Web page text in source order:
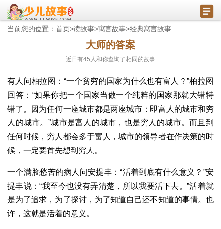
当前您的位置： 首页>读故事>寓言故事>经典寓言故事
大师的答案
近日有45 人和你查询了相同的故事
有人问柏拉图：“一个贫穷的国家为什么也有富人？”柏拉图
回答：“如果你把一个国家当做一个纯粹的国家那就大错特
错了。因为任何一座城市都是两座城市：即富人的城市和穷
人的城市。”城市是富人的城市，也是穷人的城市。而且到
任何时候，穷人都会多于富人，城市的领导者在作决策的时
候，一定要首先想到穷人。
一个满脸愁苦的病人问安提丰：“活着到底有什么意义？”安
提丰说：“我至今也没有弄清楚，所以我要活下去。”活着就
是为了追求，为了探讨，为了知道自己还不知道的事情。也
许，这就是活着的意义。